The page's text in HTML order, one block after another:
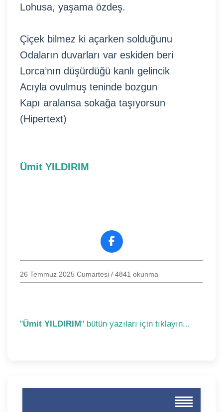
Lohusa, yaşama özdeş.
Çiçek bilmez ki açarken solduğunu
Odaların duvarları var eskiden beri
Lorca’nın düşürdüğü kanlı gelincik
Acıyla ovulmuş teninde bozgun
Kapı aralansa sokağa taşıyorsun
(Hipertext)
Ümit YILDIRIM
26 Temmuz 2025 Cumartesi / 4841 okunma
"Ümit YILDIRIM" bütün yazıları için tıklayın...